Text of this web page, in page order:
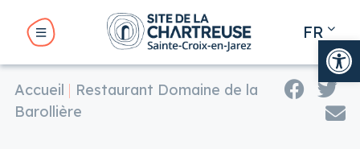
( LE SITE )
FR
Accueil
Restaurant Domaine de la
Barollière
Panneau de gestion des cookies